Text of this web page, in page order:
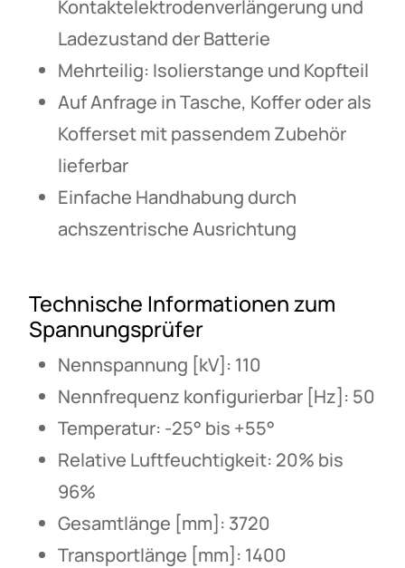
Kontaktelektrodenverlängerung und
Ladezustand der Batterie
Mehrteilig: Isolierstange und Kopfteil
Auf Anfrage in Tasche, Koffer oder als
Kofferset mit passendem Zubehör
lieferbar
Einfache Handhabung durch
achszentrische Ausrichtung
Technische Informationen zum
Spannungsprüfer
Nennspannung [kV]: 110
Nennfrequenz konfigurierbar [Hz]: 50
Temperatur: -25° bis +55°
Relative Luftfeuchtigkeit: 20% bis
96%
Gesamtlänge [mm]: 3720
Transportlänge [mm]: 1400